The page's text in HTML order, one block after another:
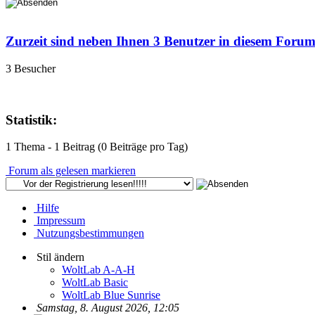
Zurzeit sind neben Ihnen 3 Benutzer in diesem
3 Besucher
Statistik:
1 Thema - 1 Beitrag (0 Beiträge pro Tag)
Forum als gelesen markieren
Hilfe
Impressum
Nutzungsbestimmungen
Stil ändern
WoltLab A-A-H
WoltLab Basic
WoltLab Blue Sunrise
Samstag, 8. August 2026, 12:05